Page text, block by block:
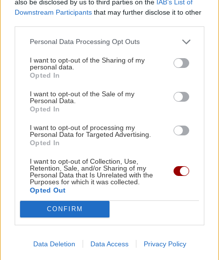
also be disclosed by us to third parties on the IAB’s List of
Downstream Participants that may further disclose it to other
Personal Data Processing Opt Outs
I want to opt-out of the Sharing of my
personal data.
Opted In
I want to opt-out of the Sale of my
Personal Data.
Opted In
I want to opt-out of processing my
Personal Data for Targeted Advertising.
Opted In
I want to opt-out of Collection, Use,
Retention, Sale, and/or Sharing of my
Personal Data that Is Unrelated with the
Purposes for which it was collected.
Opted Out
CONFIRM
Data Deletion Data Access Privacy Policy
εθνικό απολυτήριο Αντιδράσεις
ΡΟΗ ΕΙΔΗΣΕΩΝ
ΚΡΗΤΗ
ΕΚΑΒ ο «λογαριασμός» της νυχτερινής
διασκέδασης
11:28
ΑΘΛΗΤΙΚΑ
«Γκέλα» για τη Σπόρτινγκ παρά το γκολ του
Φώτη Ιωαννίδη (βίντεο)
Οδοιπορικό στα μοναστήρια του Ρεθύμνου -